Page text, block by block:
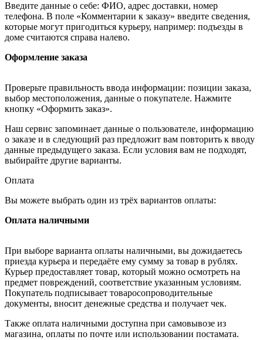
Введите данные о себе: ФИО, адрес доставки, номер
телефона. В поле «Комментарии к заказу» введите сведения,
которые могут пригодиться курьеру, например: подъезды в
доме считаются справа налево.
Оформление заказа
Проверьте правильность ввода информации: позиции заказа,
выбор местоположения, данные о покупателе. Нажмите
кнопку «Оформить заказ».
Наш сервис запоминает данные о пользователе, информацию
о заказе и в следующий раз предложит вам повторить к вводу
данные предыдущего заказа. Если условия вам не подходят,
выбирайте другие варианты.
Оплата
Вы можете выбрать один из трёх вариантов оплаты:
Оплата наличными
При выборе варианта оплаты наличными, вы дожидаетесь
приезда курьера и передаёте ему сумму за товар в рублях.
Курьер предоставляет товар, который можно осмотреть на
предмет повреждений, соответствие указанным условиям.
Покупатель подписывает товаросопроводительные
документы, вносит денежные средства и получает чек.
Также оплата наличными доступна при самовывозе из
магазина, оплаты по почте или использовании постамата.